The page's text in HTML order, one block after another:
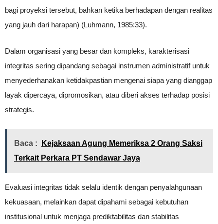
bagi proyeksi tersebut, bahkan ketika berhadapan dengan realitas
yang jauh dari harapan) (Luhmann, 1985:33).
Dalam organisasi yang besar dan kompleks, karakterisasi
integritas sering dipandang sebagai instrumen administratif untuk
menyederhanakan ketidakpastian mengenai siapa yang dianggap
layak dipercaya, dipromosikan, atau diberi akses terhadap posisi
strategis.
Baca :
Kejaksaan Agung Memeriksa 2 Orang Saksi
Terkait Perkara PT Sendawar Jaya
Evaluasi integritas tidak selalu identik dengan penyalahgunaan
kekuasaan, melainkan dapat dipahami sebagai kebutuhan
institusional untuk menjaga prediktabilitas dan stabilitas